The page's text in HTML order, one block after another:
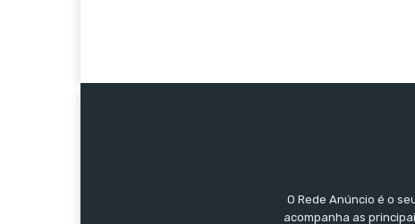
O Rede Anúncio é o
acompanha as